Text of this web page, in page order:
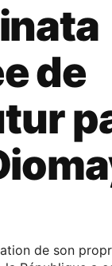
de
de son